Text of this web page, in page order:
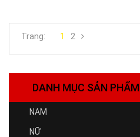
Trang: 1 2
DANH MỤC SẢN PHẨM
NAM
NỮ